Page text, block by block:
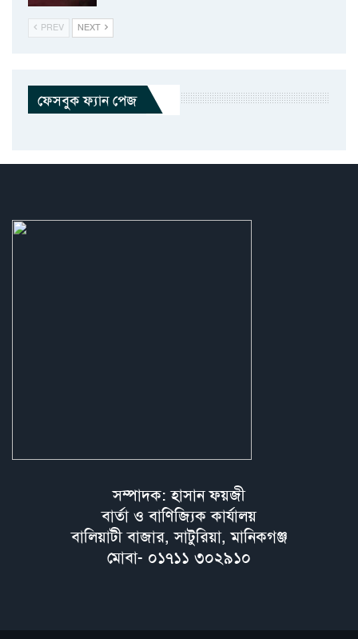
PREV NEXT
ফেসবুক ফ্যান পেজ
সম্পাদক: হাসান ফয়জী
বার্তা ও বাণিজ্যিক কার্যালয়
বালিয়াটী বাজার, সাটুরিয়া, মানিকগঞ্জ
মোবা- ০১৭১১ ৩০২৯১০